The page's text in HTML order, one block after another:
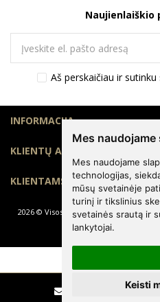
Mes naudojame
Mes naudojame
technologijas,
mūsų svetainėje
turinį ir tikslinius
svetainės srautą ir
lankytojai.
Keisti
Naujienlaiškio
Aš perskaičiau ir sutinku
INFORMACIJA
KLIENTŲ APTARNAVIMAS
KLIENTAMS
2026 © Visos teisės saugomos.